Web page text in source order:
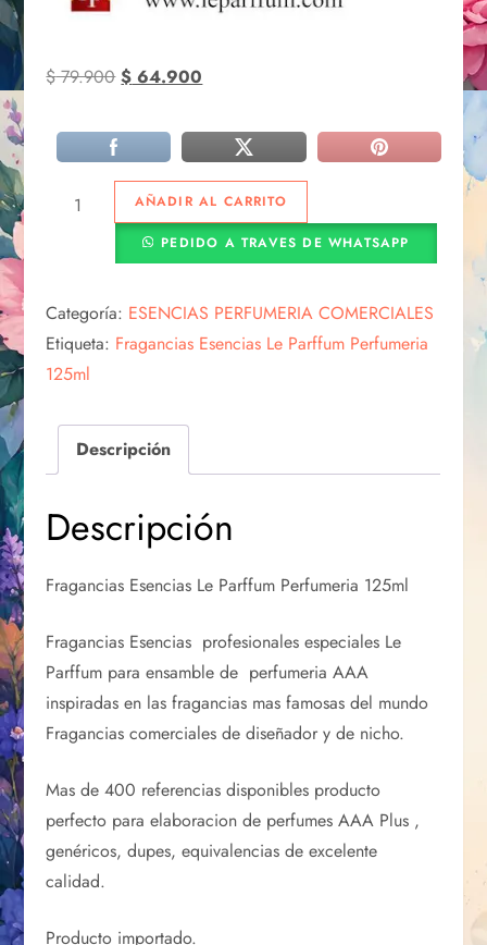
$79.900 $ 64.900
AÑADIR AL CARRITO
PEDIDO A TRAVES DE WHATSAPP
Categoría: ESENCIAS PERFUMERIA COMERCIALES
Etiqueta: Fragancias Esencias Le Parffum Perfumeria
125ml
Descripción
Descripción
Fragancias Esencias Le Parffum Perfumeria 125ml
Fragancias Esencias profesionales especiales Le
Parffum para ensamble de perfumeria AAA
inspiradas en las fragancias mas famosas del mundo
Fragancias comerciales de diseñador y de nicho.
Mas de 400 referencias disponibles producto
perfecto para elaboracion de perfumes AAA Plus ,
genéricos, dupes, equivalencias de excelente
calidad.
Producto importado.